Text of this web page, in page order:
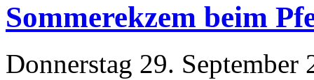
Sommerekzem beim
Donnerstag 29. September